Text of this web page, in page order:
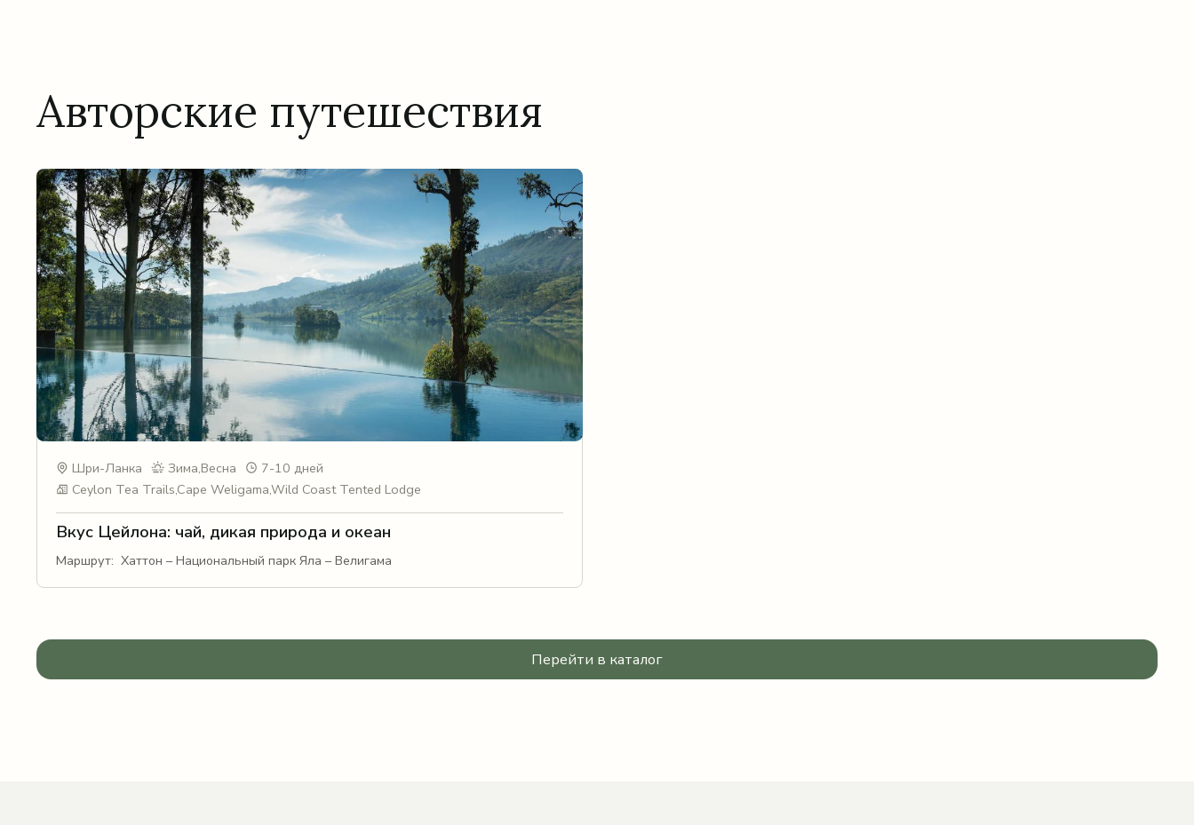
Авторские путешествия
Шри-Ланка Зима,Весна
7-10 дней
Ceylon Tea Trails,Cape Weligama,Wild Coast Tented Lodge
Вкус Цейлона: чай, дикая природа и океан
Маршрут: Хаттон – Национальный парк Яла – Велигама
Перейти в каталог